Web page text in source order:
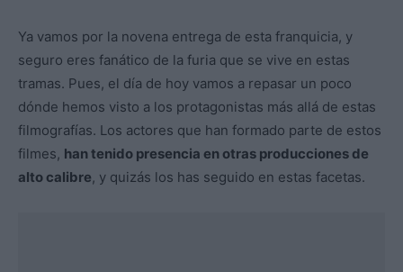
Ya vamos por la novena entrega de esta franquicia, y
seguro eres fanático de la furia que se vive en estas
tramas. Pues, el día de hoy vamos a repasar un poco
dónde hemos visto a los protagonistas más allá de estas
filmografías. Los actores que han formado parte de estos
filmes, han tenido presencia en otras producciones de
alto calibre, y quizás los has seguido en estas facetas.